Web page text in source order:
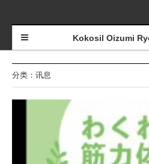
Kokosil Oizumi
分类：讯息